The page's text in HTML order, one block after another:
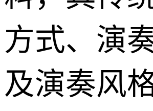
方式、演
及演奏风